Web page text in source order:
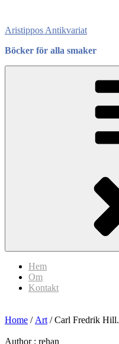
content
Aristippos Antikvariat
Böcker för alla smaker
Hem
Om
Kontakt
Home / Art / Carl Fredrik Hill.
Author : rehan